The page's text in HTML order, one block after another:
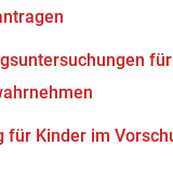
für Kinder im